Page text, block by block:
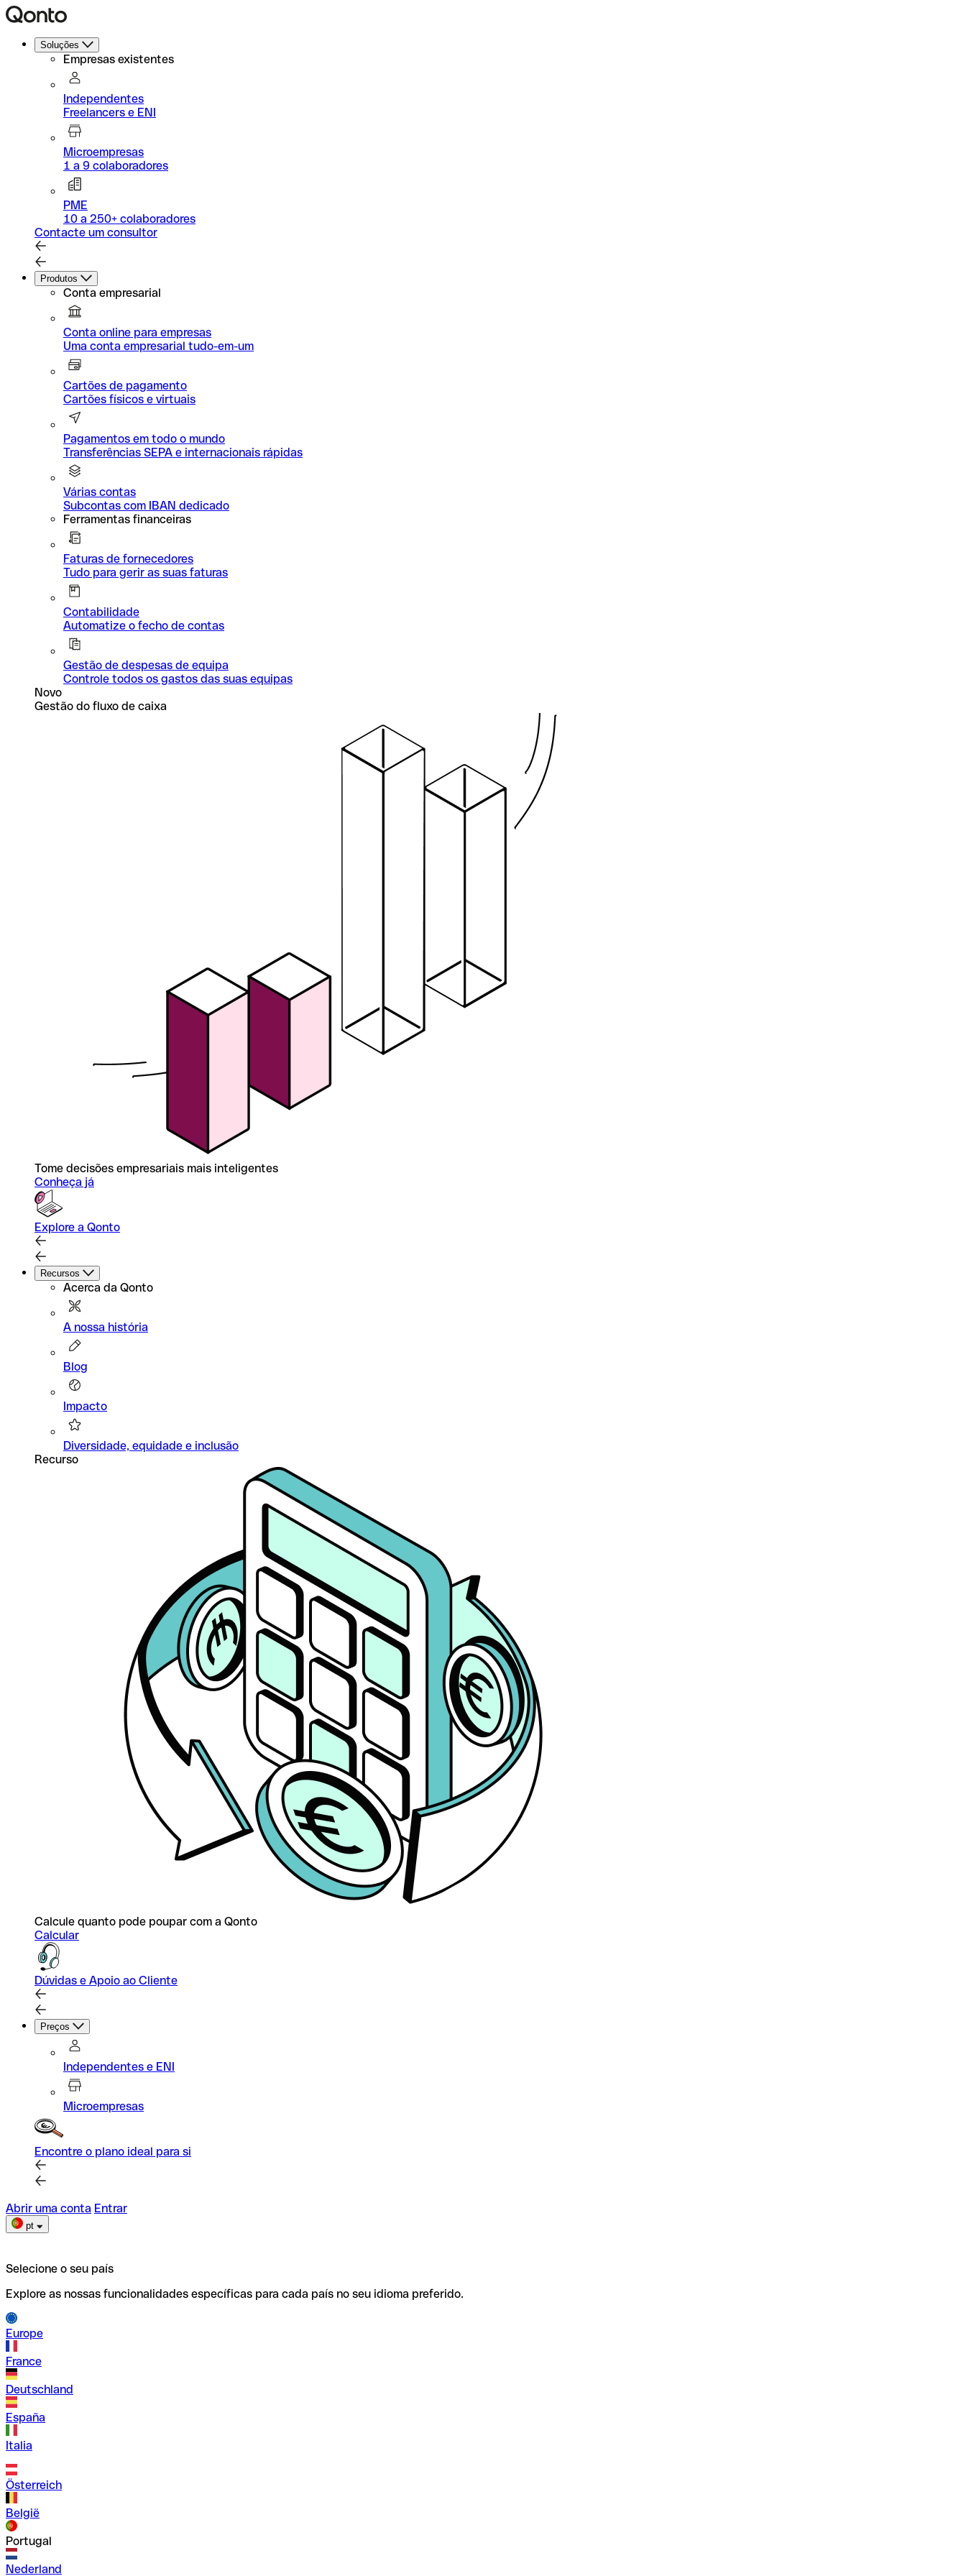
Soluções
Empresas existentes
Independentes
Freelancers e ENI
Microempresas
1 a 9 colaboradores
PME
10 a 250+ colaboradores
Contacte um consultor
Produtos
Conta empresarial
Conta online para empresas
Uma conta empresarial tudo-em-um
Cartões de pagamento
Cartões físicos e virtuais
Pagamentos em todo o mundo
Transferências SEPA e internacionais rápidas
Várias contas
Subcontas com IBAN dedicado
Ferramentas financeiras
Faturas de fornecedores
Tudo para gerir as suas faturas
Contabilidade
Automatize o fecho de contas
Gestão de despesas de equipa
Controle todos os gastos das suas equipas
Novo
Gestão do fluxo de caixa
Tome decisões empresariais mais inteligentes
Conheça já
Explore a Qonto
Recursos
Acerca da Qonto
A nossa história
Blog
Impacto
Diversidade, equidade e inclusão
Recurso
Calcule quanto pode poupar com a Qonto
Calcular
Dúvidas e Apoio ao Cliente
Preços
Independentes e ENI
Microempresas
Encontre o plano ideal para si
Abrir uma conta Entrar
pt
Selecione o seu país
Explore as nossas funcionalidades específicas para cada país no seu idioma preferido.
Europe
France
Deutschland
España
Italia
Österreich
België
Portugal
Nederland